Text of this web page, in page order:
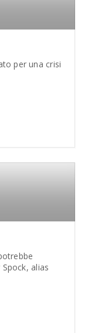
per una crisi
alias